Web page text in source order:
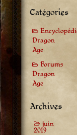
Catégories
Dragon
Age
Forums
Dragon
Age
Archives
juin
2019